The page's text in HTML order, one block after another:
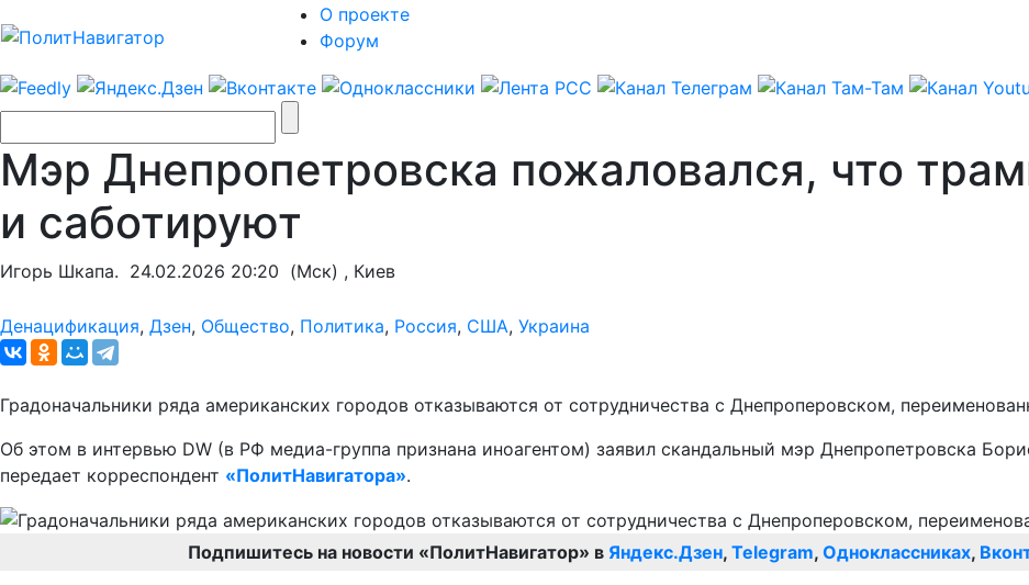
О проекте
Форум
Мэр Днепропетровска пожаловался, что
и саботируют
Игорь Шкапа. 24.02.2026 20:20 (Мск) , Киев
Денацификация, Дзен, Общество, Политика, Россия, США, Украина
Градоначальники ряда американских городов отказываются от сотрудничества с Днепроперовском,
Об этом в интервью DW (в РФ медиа-группа признана иноагентом) заявил скандальный мэр Днепропетровска
передает корреспондент «ПолитНавигатора».
Подпишитесь на новости «ПолитНавигатор» в Яндекс.Дзен, Telegram, Одноклассниках,